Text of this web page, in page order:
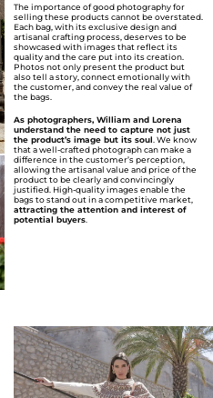
The importance of good photography for
selling these products cannot be overstated.
Each bag, with its exclusive design and
artisanal crafting process, deserves to be
showcased with images that reflect its
quality and the care put into its creation.
Photos not only present the product but
also tell a story, connect emotionally with
the customer, and convey the real value of
the bags.
As photographers, William and Lorena
understand the need to capture not just
the product’s image but its soul . We know
that a well-crafted photograph can make a
difference in the customer’s perception,
allowing the artisanal value and price of the
product to be clearly and convincingly
justified. High-quality images enable the
bags to stand out in a competitive market,
attracting the attention and interest of
potential buyers